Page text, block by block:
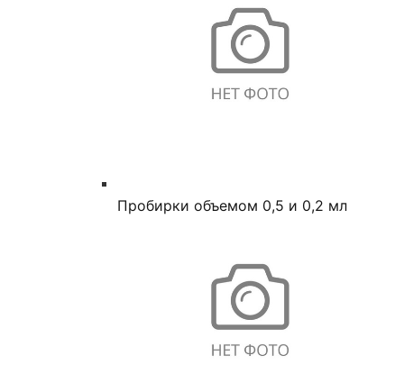
Пробирки объемом 0,5 и 0,2 мл